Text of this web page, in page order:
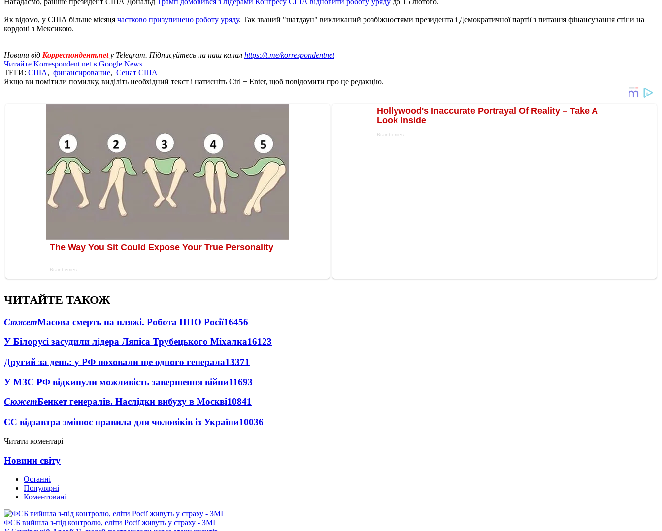
Як відомо, у США більше місяця частково призупинено роботу уряду. Так званий "шатдаун" викликаний розбіжностями президента і Демократичної партії з питання фінансування стіни на
кордоні з Мексикою.
Новини від Корреспондент.netу Telegram. Підписуйтесь на наш канал https://t.me/korrespondentnet
Читайте Korrespondent.net в Google News
ТЕГИ: США, финансирование, Сенат США
Якщо ви помітили помилку, виділіть необхідний текст і натисніть Ctrl + Enter, щоб повідомити про це редакцію.
ЧИТАЙТЕ ТАКОЖ
СюжетМасова смерть на пляжі. Робота ППО Росії16456
У Білорусі засудили лідера Ляпіса Трубецького Міхалка16123
Другий за день: у РФ поховали ще одного генерала13371
У МЗС РФ відкинули можливість завершення війни11693
СюжетБенкет генералів. Наслідки вибуху в Москві10841
ЄС відзавтра змінює правила для чоловіків із України10036
Читати коментарі
Новини світу
Останні
Популярні
Коментовані
ФСБ вийшла з-під контролю, еліти Росії живуть у страху - ЗМІ